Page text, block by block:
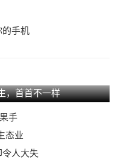
的手机
，首首不一样
手
态业
令人大失